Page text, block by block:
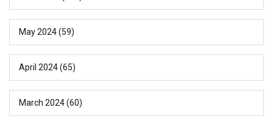
May 2024(59)
April 2024(65)
March 2024(60)